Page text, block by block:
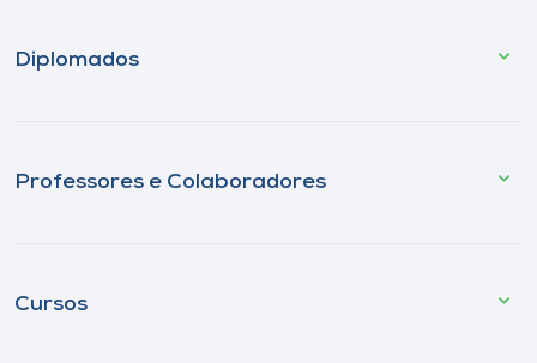
Diplomados
Professores e Colaboradores
Cursos